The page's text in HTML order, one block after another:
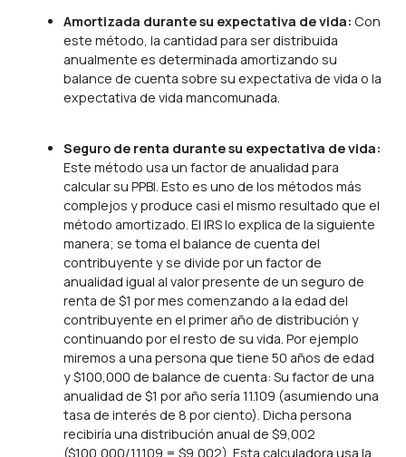
Amortizada durante su expectativa de vida: Con
este método, la cantidad para ser distribuida
anualmente es determinada amortizando su
balance de cuenta sobre su expectativa de vida o la
expectativa de vida mancomunada.
Seguro de renta durante su expectativa de vida:
Este método usa un factor de anualidad para
calcular su PPBI. Esto es uno de los métodos más
complejos y produce casi el mismo resultado que el
método amortizado. El IRS lo explica de la siguiente
manera; se toma el balance de cuenta del
contribuyente y se divide por un factor de
anualidad igual al valor presente de un seguro de
renta de $1 por mes comenzando a la edad del
contribuyente en el primer año de distribución y
continuando por el resto de su vida. Por ejemplo
miremos a una persona que tiene 50 años de edad
y $100,000 de balance de cuenta: Su factor de una
anualidad de $1 por año sería 11.109 (asumiendo una
tasa de interés de 8 por ciento). Dicha persona
recibiría una distribución anual de $9,002
($100,000/11.109 = $9,002). Esta calculadora usa la